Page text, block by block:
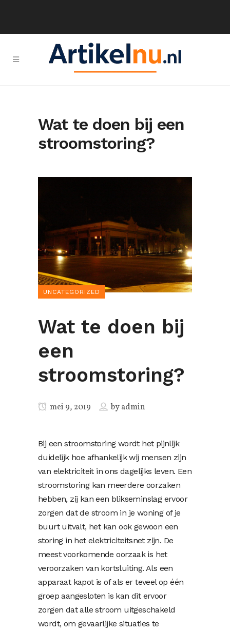
Wat te doen bij een
stroomstoring?
UNCATEGORIZED
Wat te doen bij
een
stroomstoring?
mei 9, 2019 byadmin
Bij een stroomstoring wordt het pijnlijk
duidelijk hoe afhankelijk wij mensen zijn
van elektriciteit in ons dagelijks leven. Een
stroomstoring kan meerdere oorzaken
hebben, zij kan een blikseminslag ervoor
zorgen dat de stroom in je woning of je
buurt uitvalt, het kan ook gewoon een
storing in het elektriciteitsnet zijn. De
meest voorkomende oorzaak is het
veroorzaken van kortsluiting. Als een
apparaat kapot is of als er teveel op één
groep aangesloten is kan dit ervoor
zorgen dat alle stroom uitgeschakeld
wordt, om gevaarlijke situaties te